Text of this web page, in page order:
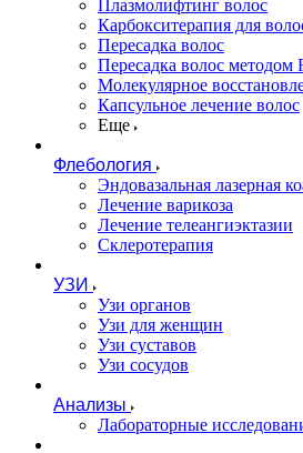
Плазмолифтинг волос
Карбокситерапия для
Пересадка волос
Пересадка волос методом
Молекулярное
Капсульное лечение волос
Еще
Флебология
Эндовазальная лазерная
Лечение варикоза
Лечение телеангиэктазии
Склеротерапия
УЗИ
Узи органов
Узи для женщин
Узи cуставов
Узи сосудов
Анализы
Лабораторные